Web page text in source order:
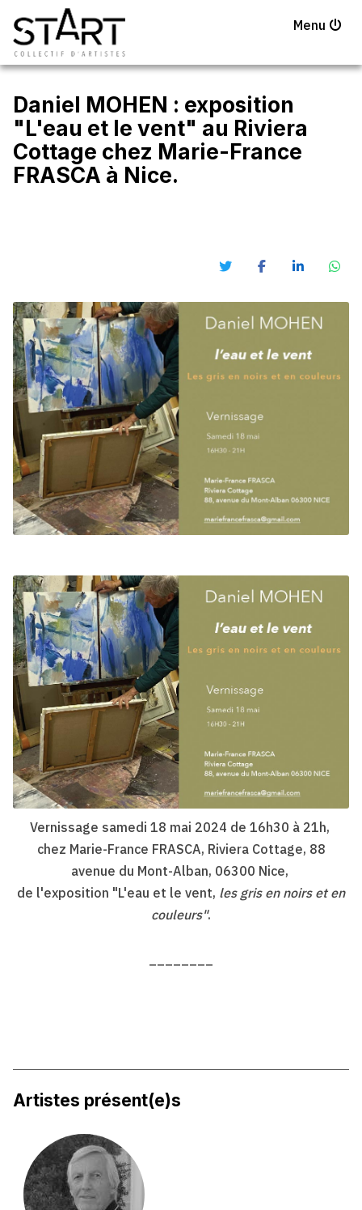
Menu
Daniel MOHEN : exposition
"L'eau et le vent" au Riviera
Cottage chez Marie-France
FRASCA à Nice.
Vernissage samedi 18 mai 2024 de 16h30 à 21h,
chez Marie-France FRASCA, Riviera Cottage, 88
avenue du Mont-Alban, 06300 Nice,
de l'exposition "L'eau et le vent, les gris en noirs et en
couleurs".
Artistes présent(e)s